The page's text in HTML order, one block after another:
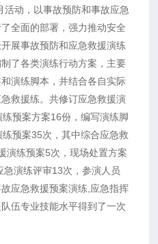
活动，以事故预防和事故应急
全面的部署，强力推动安全
展事故预防和应急救援演练
了各类演练行动方案，主要
演练脚本，并结合各自实际
救援练。共修订应急救援演
预案方案16份，编写演练脚
预案35次，其中综合应急救
演练预案5次，现场处置方案
演练评审13次，参演人员
应急救援预案演练,应急指挥
伍专业技能水平得到了一次